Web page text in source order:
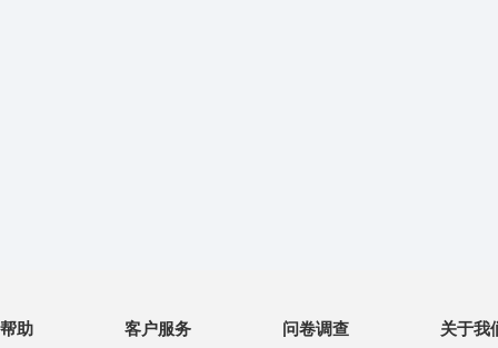
帮助 客户服务 问卷调查 关于我